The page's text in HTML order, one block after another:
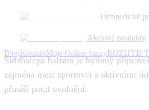
Ortopedické
Akciové produkty
BlogKontaktMoje Online kurzyROZHÝB
:4792172000174
Siddhalepa balzám je bylinný
zejména mezi sportovci a aktivními
přináší pocit uvolnění.